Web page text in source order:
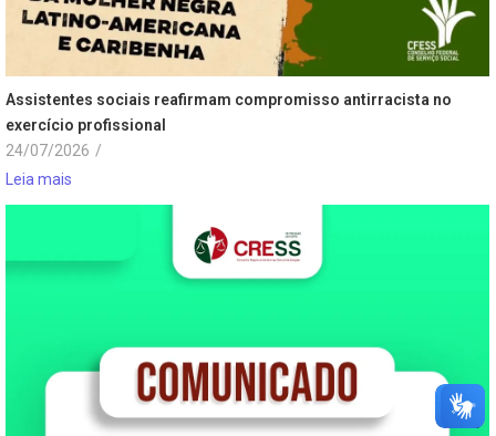
Assistentes sociais reafirmam compromisso antirracista no
exercício profissional
24/07/2026 /
Leia mais